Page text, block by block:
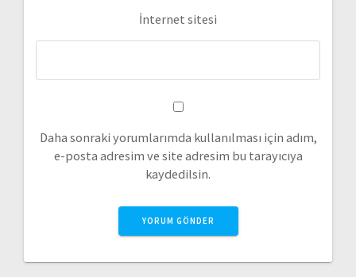
İnternet sitesi
Daha sonraki yorumlarımda kullanılması için adım,
e-posta adresim ve site adresim bu tarayıcıya
kaydedilsin.